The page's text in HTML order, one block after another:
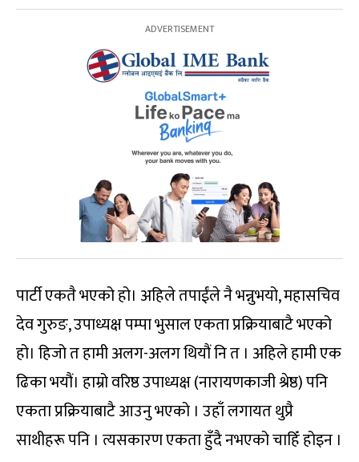
पार्टी एकतै भएको हो। अहिले तपाईंले नै भन्नुभयो, महासचिव
देव गुरुङ, उपाध्यक्ष पम्पा भुसाल एकता प्रक्रियाबाटै भएको
हो। हिजो त हामी अलग-अलग थियौं नि त । अहिले हामी एक
ढिका भयौं। हाम्रो वरिष्ठ उपाध्यक्ष (नारायणकाजी श्रेष्ठ) पनि
एकता प्रक्रियाबाटै आउनु भएको । उहाँ लगायत थुप्रै
साथीहरू पनि । त्यसकारण एकता हुँदै नभएको चाहिँ होइन ।